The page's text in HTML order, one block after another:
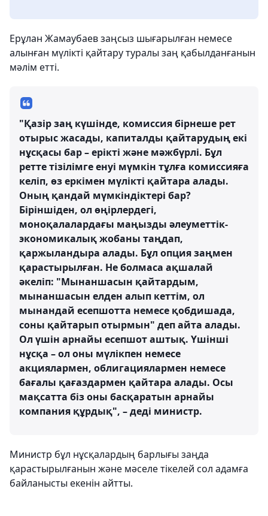
Ерұлан Жамаубаев заңсыз шығарылған немесе
алынған мүлікті қайтару туралы заң қабылданғанын
мәлім етті.
"Қазір заң күшінде, комиссия бірнеше рет
отырыс жасады, капиталды қайтарудың екі
нұсқасы бар – ерікті және мәжбүрлі. Бұл
ретте тізілімге енуі мүмкін тұлға комиссияға
келіп, өз еркімен мүлікті қайтара алады.
Оның қандай мүмкіндіктері бар?
Біріншіден, ол өңірлердегі,
моноқалалардағы маңызды әлеуметтік-
экономикалық жобаны таңдап,
қаржыландыра алады. Бұл опция заңмен
қарастырылған. Не болмаса ақшалай
әкеліп: "Мынаншасын қайтардым,
мынаншасын елден алып кеттім, ол
мынандай есепшотта немесе қобдишада,
соны қайтарып отырмын" деп айта алады.
Ол үшін арнайы есепшот аштық. Үшінші
нұсқа – ол оны мүлікпен немесе
акциялармен, облигациялармен немесе
бағалы қағаздармен қайтара алады. Осы
мақсатта біз оны басқаратын арнайы
компания құрдық", – деді министр.
Министр бұл нұсқалардың барлығы заңда
қарастырылғанын және мәселе тікелей сол адамға
байланысты екенін айтты.